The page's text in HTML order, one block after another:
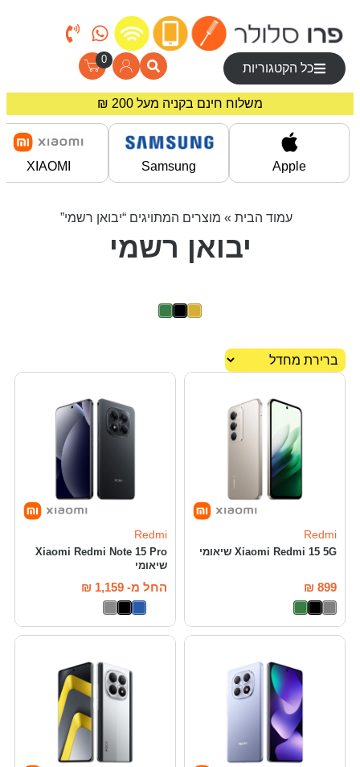
כל הקטגוריות
0
משלוח חינם בקניה מעל 200 ₪
מחירים מיוחדים לרוכשים באתר!
Apple
Samsung
XIAOMI
עמוד הבית » מוצרים המתויגים “יבואן רשמי”
יבואן רשמי
Redmi
Xiaomi Redmi 15 5G שיאומי
₪ 899
Redmi
Xiaomi Redmi Note 15 Pro
שיאומי
החל מ- ₪ 1,159